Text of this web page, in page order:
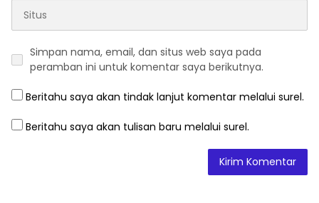
Simpan nama, email, dan situs web saya pada
peramban ini untuk komentar saya berikutnya.
Beritahu saya akan tindak lanjut komentar melalui surel.
Beritahu saya akan tulisan baru melalui surel.